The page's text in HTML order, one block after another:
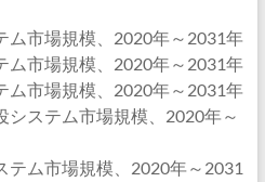
市場規模、2020年～2031年
市場規模、2020年～2031年
市場規模、2020年～2031年
ステム市場規模、2020年～
ム市場規模、2020年～2031